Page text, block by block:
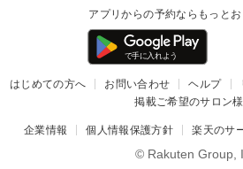
アプリからの予約ならもっとお
はじめての方へ お問い合わせ ヘルプ
掲載ご希望のサロン様
企業情報 個人情報保護方針 楽天のサ
© Rakuten Group,